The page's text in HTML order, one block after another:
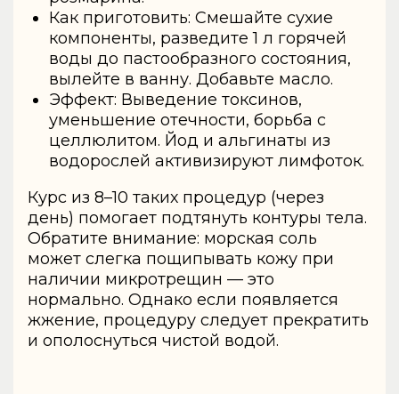
Как приготовить: Смешайте сухие
компоненты, разведите 1 л горячей
воды до пастообразного состояния,
вылейте в ванну. Добавьте масло.
Эффект: Выведение токсинов,
уменьшение отечности, борьба с
целлюлитом. Йод и альгинаты из
водорослей активизируют лимфоток.
Курс из 8–10 таких процедур (через
день) помогает подтянуть контуры тела.
Обратите внимание: морская соль
может слегка пощипывать кожу при
наличии микротрещин — это
нормально. Однако если появляется
жжение, процедуру следует прекратить
и ополоснуться чистой водой.